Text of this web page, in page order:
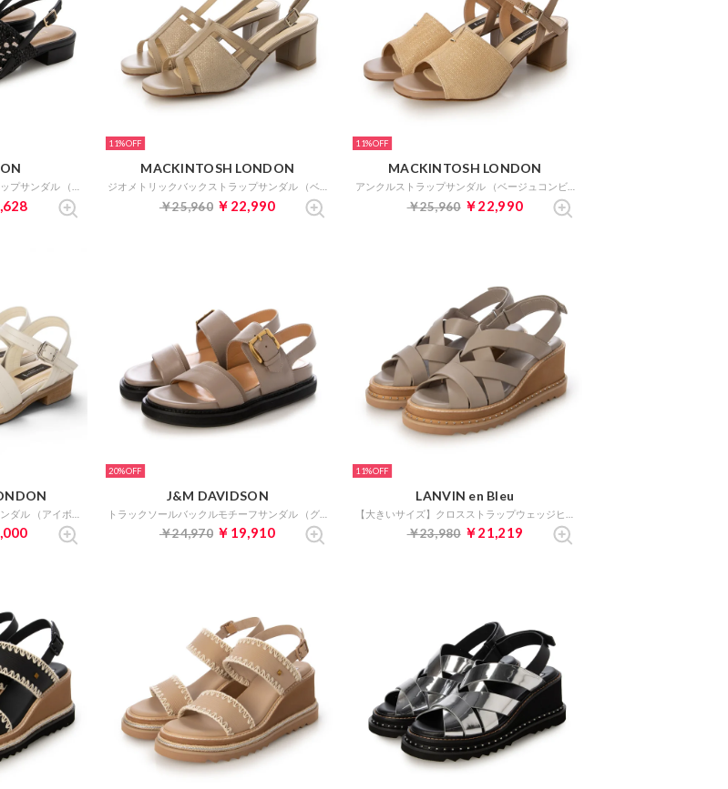
11%
MACKINTOSH LONDON
￥25,960 ￥22,990
11%
MACKINTOSH LONDON
アンクルストラップサンダル （ベージュコンビ）
￥25,960 ￥22,990
20%
J&M DAVIDSON
￥24,970 ￥19,910
11%
LANVIN en Bleu
￥23,980 ￥21,219